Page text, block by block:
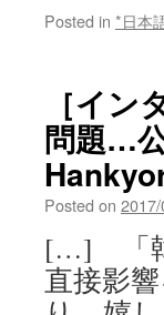
Posted in *日本
［イ
問題…
Posted on
[…] 「韓
直接影